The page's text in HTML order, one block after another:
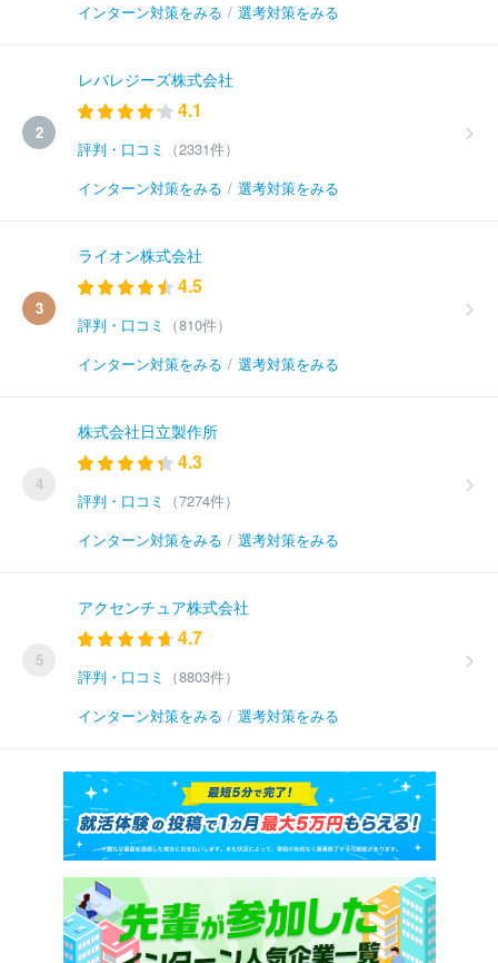
インターン対策をみる / 選考対策をみる
2
レバレジーズ株式会社
4.1
評判・口コミ
（2331件）
インターン対策をみる / 選考対策をみる
3
ライオン株式会社
4.5
評判・口コミ
（810件）
インターン対策をみる / 選考対策をみる
4
株式会社日立製作所
4.3
評判・口コミ
（7274件）
インターン対策をみる / 選考対策をみる
5
アクセンチュア株式会社
4.7
評判・口コミ
（8803件）
インターン対策をみる / 選考対策をみる